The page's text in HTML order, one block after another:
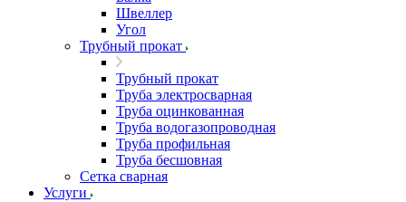
Швеллер
Угол
Трубный прокат
Трубный прокат
Труба электросварная
Труба оцинкованная
Труба водогазопроводная
Труба профильная
Труба бесшовная
Сетка сварная
Услуги